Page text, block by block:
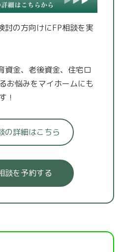
討の方向けにFP相談を実
資金、老後資金、住宅ロ
お悩みをマイホームにも
！
の詳細はこちら
談を予約する